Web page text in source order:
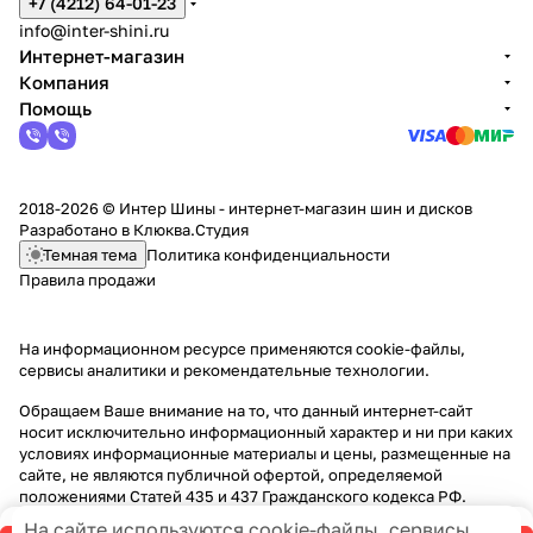
info@inter-shini.ru
Интернет-магазин
Компания
Помощь
2018-2026 © Интер Шины - интернет-магазин шин и дисков
Разработано в Клюква.Студия
Темная тема Политика конфиденциальности
Правила продажи
На информационном ресурсе применяютсяcookie-файлы,
сервисы аналитики и рекомендательные технологии.
Обращаем Ваше внимание на то, что данный интернет-сайт
носит исключительно информационный характер и ни при каких
условиях информационные материалы и цены, размещенные на
сайте, не являются публичной офертой, определяемой
положениями Статей 435 и 437 Гражданского кодекса РФ.